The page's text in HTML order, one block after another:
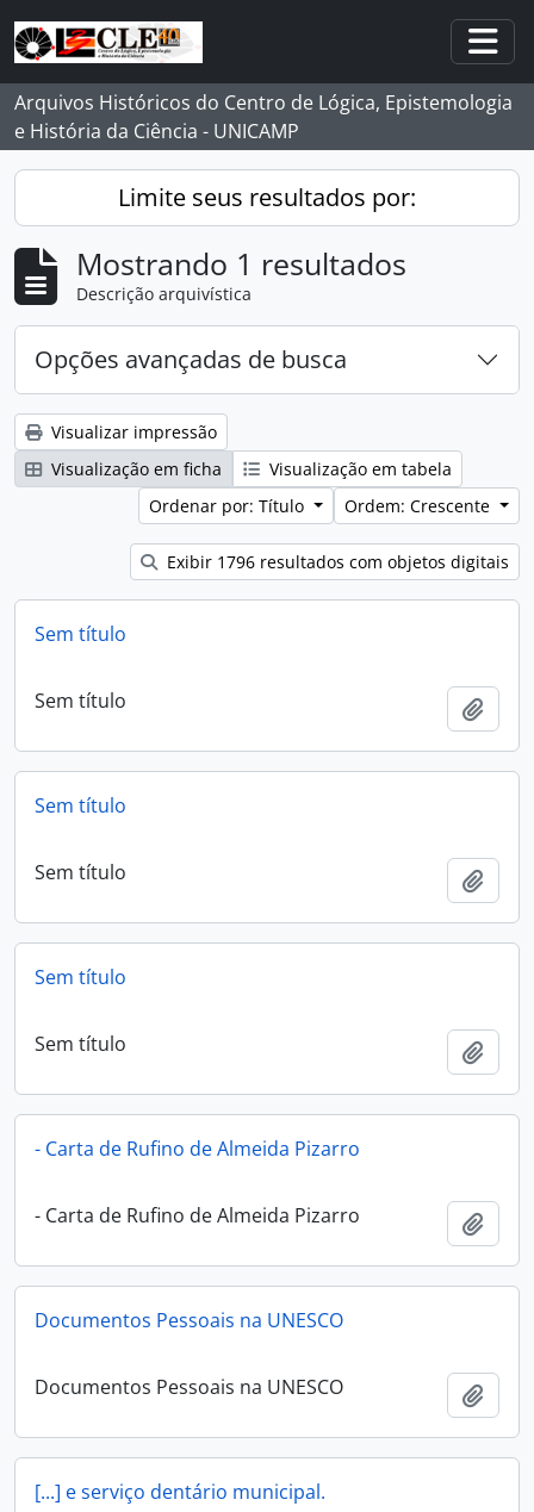
Skip to main content
Arquivos Históricos do Centro de Lógica, Epistemologia
e História da Ciência - UNICAMP
Limite seus resultados por:
Mostrando 1 resultados
Descrição arquivística
Opções avançadas de busca
Visualizar impressão
Visualização em ficha
Visualização em tabela
Ordenar por: Título
Ordem: Crescente
Exibir 1796 resultados com objetos digitais
Sem título
Sem título
Sem título
Sem título
Sem título
Sem título
- Carta de Rufino de Almeida Pizarro
- Carta de Rufino de Almeida Pizarro
Documentos Pessoais na UNESCO
Documentos Pessoais na UNESCO
[...] e serviço dentário municipal.